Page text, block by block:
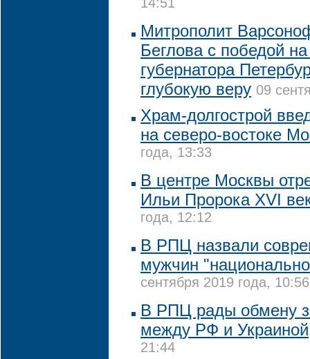
14:51
Митрополит
Беглова с победой
губернатора
глубокую веру 09
Храм-долгострой
на северо-востоке
года, 13:33
В центре Москвы
Ильи Пророка XVI
года, 12:12
В РПЦ назвали
мужчин
сентября 2019 года, 10:56
В РПЦ рады обмену
между РФ и Украиной
21:44